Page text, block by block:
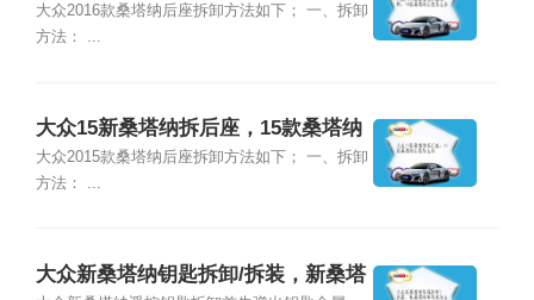
塔纳后座怎么拆
大众2016款桑塔纳后座拆卸方法如下； 一、拆卸
方法： ...
大众15新桑塔纳拆后座，15款桑塔纳
后座怎么拆
大众2015款桑塔纳后座拆卸方法如下； 一、拆卸
方法： ...
大众新桑塔纳钥匙拆卸/拆装，新桑塔